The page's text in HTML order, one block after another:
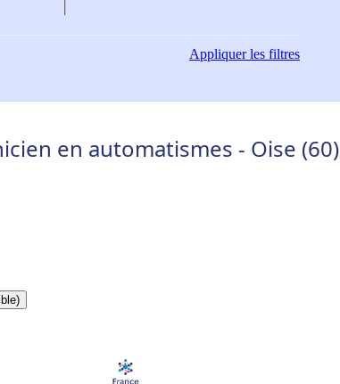
Appliquerles filtres
en automatismes - Oise (60)